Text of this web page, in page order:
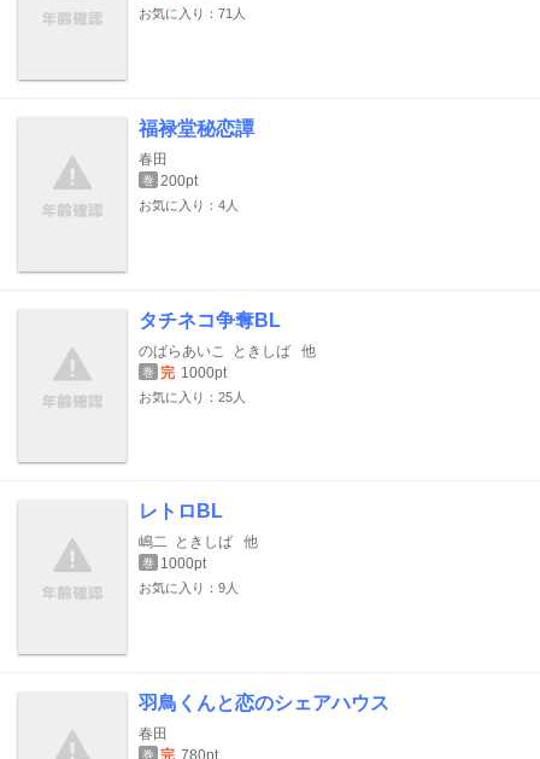
お気に入り：71人
福禄堂秘恋譚
春田
巻 200pt
お気に入り：4人
タチネコ争奪BL
のばらあいこ ときしば 他
巻 完 1000pt
お気に入り：25人
レトロBL
嶋二 ときしば 他
巻 1000pt
お気に入り：9人
羽鳥くんと恋のシェアハウス
春田
巻 完 780pt